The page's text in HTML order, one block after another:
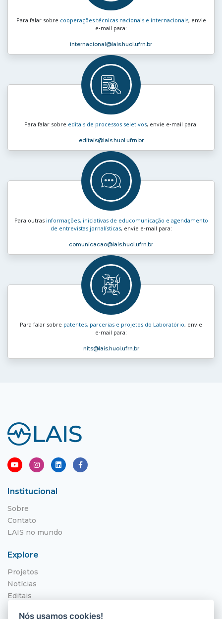
Para falar sobre cooperações técnicas nacionais e internacionais, envie
e‑mail para:
internacional@lais.huol.ufrn.br
Para falar sobre editais de processos seletivos, envie e‑mail para:
editais@lais.huol.ufrn.br
Para outras informações, iniciativas de educomunicação e agendamento
de entrevistas jornalísticas, envie e‑mail para:
comunicacao@lais.huol.ufrn.br
Para falar sobre patentes, parcerias e projetos do Laboratório, envie
e‑mail para:
nits@lais.huol.ufrn.br
Institucional
Sobre
Contato
LAIS no mundo
Explore
Projetos
Notícias
Editais
Nós usamos cookies!